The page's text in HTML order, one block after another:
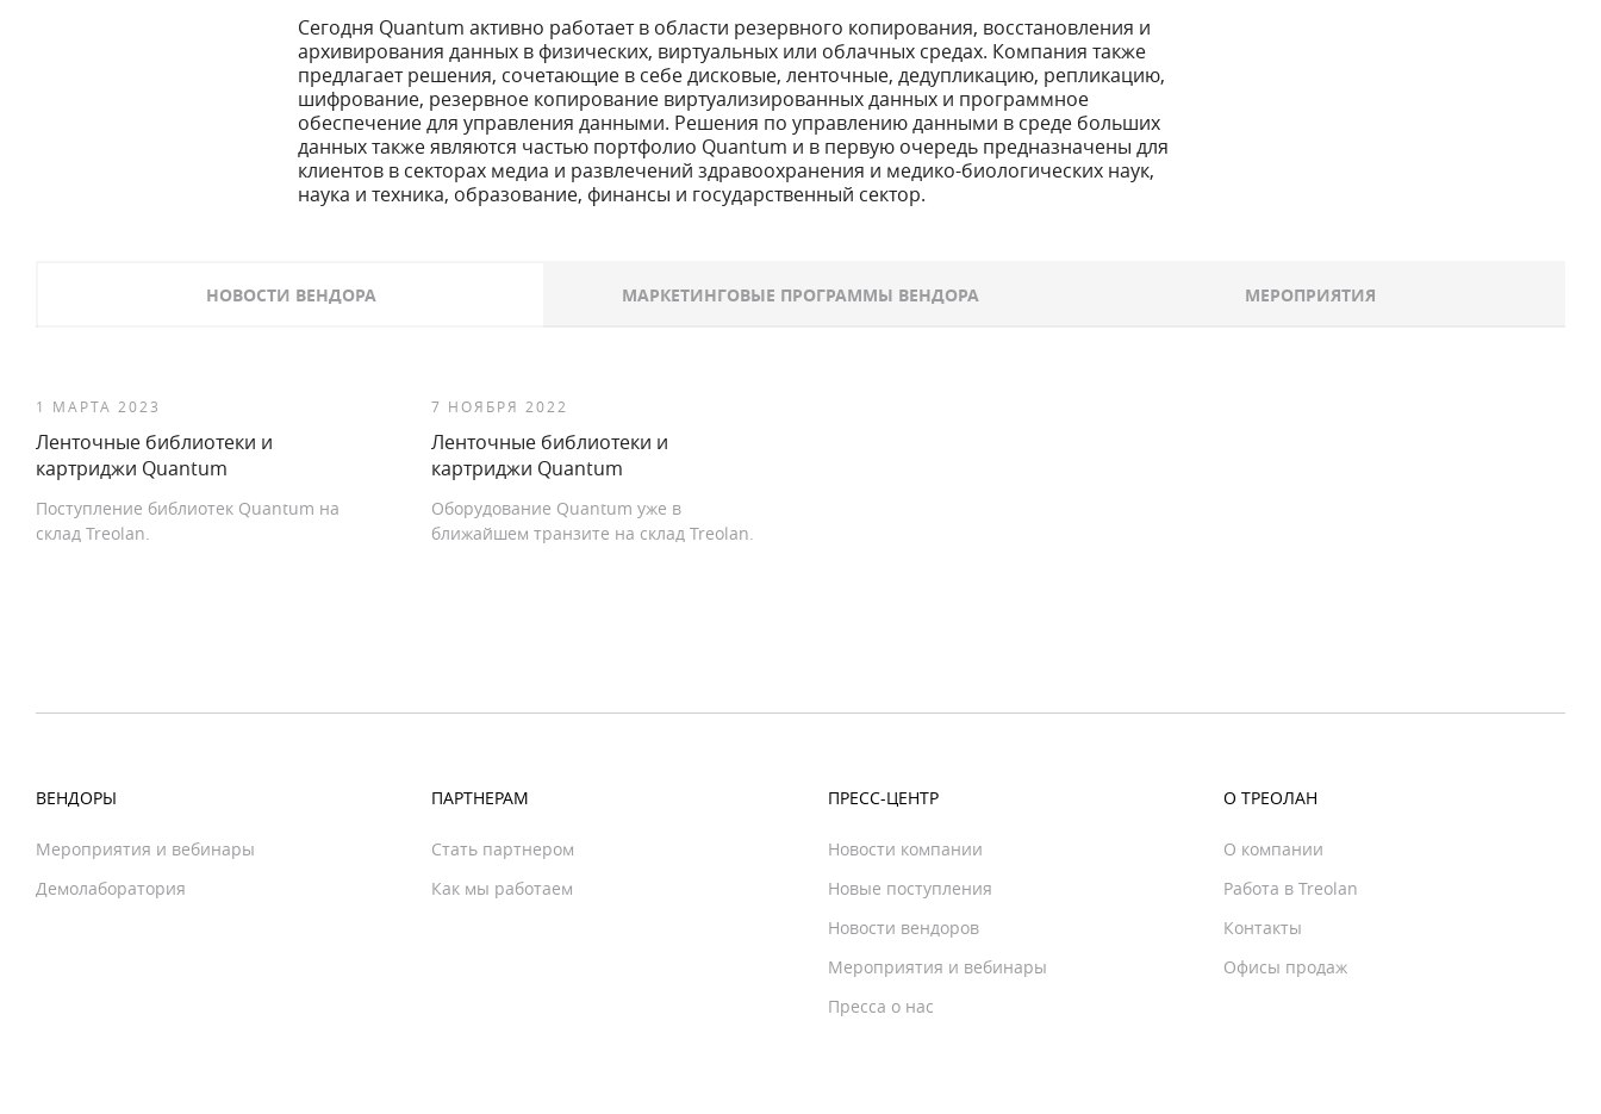
Сегодня Quantum активно работает в области резервного копирования, восстановления и
архивирования данных в физических, виртуальных или облачных средах. Компания также
предлагает решения, сочетающие в себе дисковые, ленточные, дедупликацию, репликацию,
шифрование, резервное копирование виртуализированных данных и программное
обеспечение для управления данными. Решения по управлению данными в среде больших
данных также являются частью портфолио Quantum и в первую очередь предназначены для
клиентов в секторах медиа и развлечений здравоохранения и медико-биологических наук,
наука и техника, образование, финансы и государственный сектор.
НОВОСТИ ВЕНДОРА МАРКЕТИНГОВЫЕ ПРОГРАММЫ ВЕНДОРА МЕРОПРИЯТИЯ
1 МАРТА 2023
Ленточные библиотеки и
картриджи Quantum
Поступление библиотек Quantum на
склад Treolan.
7 НОЯБРЯ 2022
Ленточные библиотеки и
картриджи Quantum
Оборудование Quantum уже в
ближайшем транзите на склад Treolan.
ВЕНДОРЫ
Мероприятия и вебинары
Демолаборатория
ПАРТНЕРАМ
Стать партнером
Как мы работаем
ПРЕСС-ЦЕНТР
Новости компании
Новые поступления
Новости вендоров
Мероприятия и вебинары
Пресса о нас
О ТРЕОЛАН
О компании
Работа в Treolan
Контакты
Офисы продаж